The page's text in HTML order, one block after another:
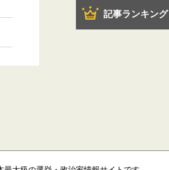
記事ランキング